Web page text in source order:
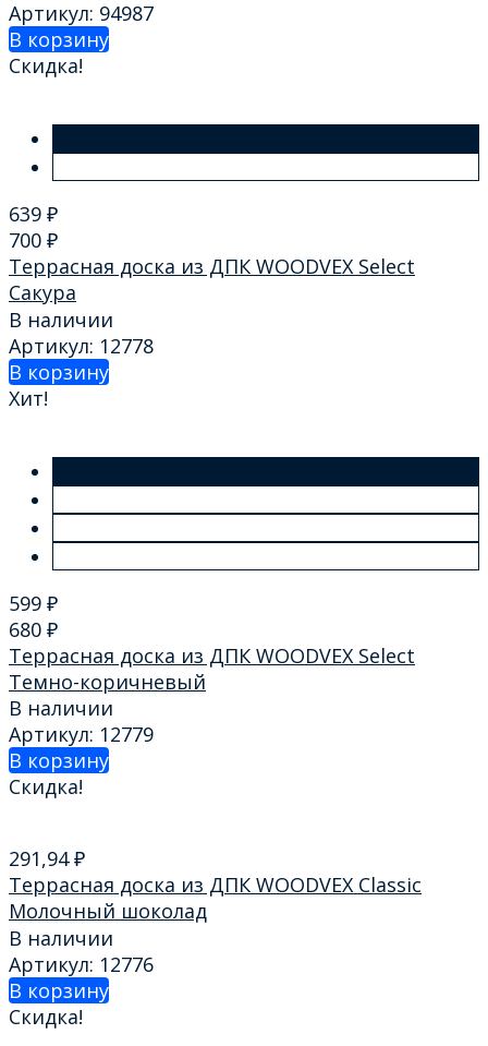
Артикул: 94987
В корзину
Скидка!
639 ₽
700 ₽
Террасная доска из ДПК WOODVEX Select
Сакура
В наличии
Артикул: 12778
В корзину
Хит!
599 ₽
680 ₽
Террасная доска из ДПК WOODVEX Select
Темно-коричневый
В наличии
Артикул: 12779
В корзину
Скидка!
291,94₽
Террасная доска из ДПК WOODVEX Classic
Молочный шоколад
В наличии
Артикул: 12776
В корзину
Скидка!